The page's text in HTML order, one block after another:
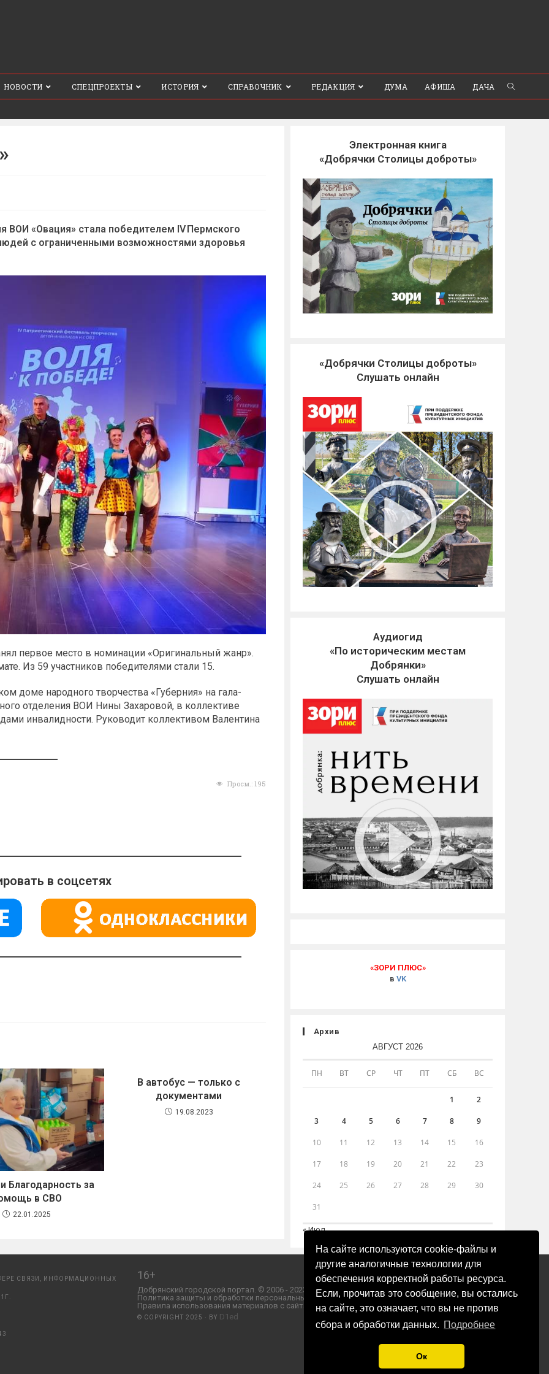
На сайте используются cookie-файлы и
другие аналогичные технологии для
обеспечения корректной работы ресурса.
Если, прочитав это сообщение, вы остались
на сайте, это означает, что вы не против
сбора и обработки данных. Подробнее
Ок
НОВОСТИ СПЕЦПРОЕКТЫ ИСТОРИЯ СПРАВОЧНИК РЕДАКЦИЯ ДУМА АФИША ДАЧА
ВОИ «Овация» стала победителем IV Пермского
с ограниченными возможностями здоровья
первое место в номинации «Оригинальный жанр».
Из 59 участников победителями стали 15.
доме народного творчества «Губерния» на гала-
отделения ВОИ Нины Захаровой, в коллективе
инвалидности. Руководит коллективом Валентина
Просм.: 195
в соцсетях
Благодарность за
в СВО
22.01.2025
В автобус — только с
документами
19.08.2023
Электронная книга
«Добрячки Столицы доброты»
«Добрячки Столицы доброты»
Слушать онлайн
Аудиогид
«По историческим местам
Добрянки»
Слушать онлайн
«ЗОРИ ПЛЮС»
в VK
Архив
АВГУСТ 2026
ПН ВТ СР ЧТ ПТ СБ ВС
1 2
3 4 5 6 7 8 9
10 11 12 13 14 15 16
17 18 19 20 21 22 23
24 25 26 27 28 29 30
31
« Июл
СВЯЗИ, ИНФОРМАЦИОННЫХ
16+
Добрянский городской портал. © 2006 - 2023 ООО «Пресса-Том».
Политика защиты и обработки персональных данных ООО «Пресса-Том».
Правила использования материалов с сайта «ЗОРИ ПЛЮС».
© COPYRIGHT 2025 · BY D1ed